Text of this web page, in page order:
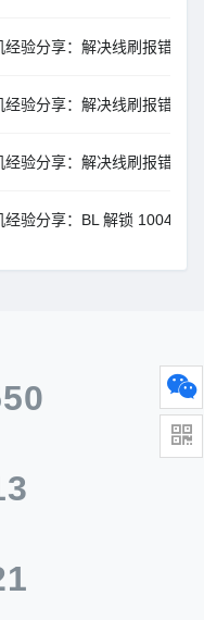
验分享：解决线刷报错
验分享：解决线刷报错
验分享：解决线刷报错
验分享：BL 解锁 1004 未